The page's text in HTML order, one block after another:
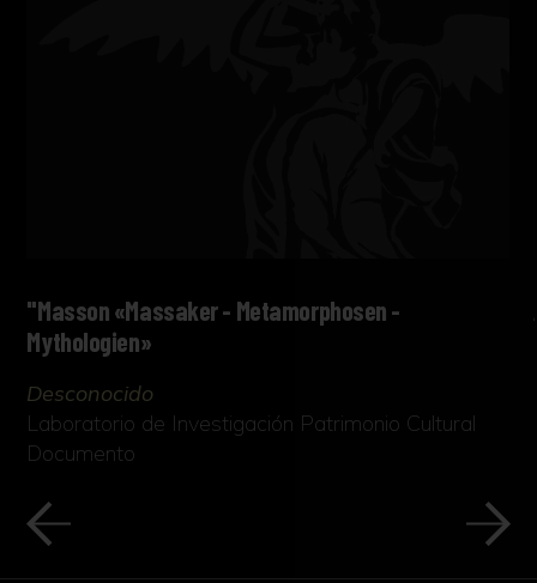
"Masson «Massaker - Metamorphosen -
Mythologien»
Desconocido
Laboratorio de Investigación Patrimonio Cultural
Documento